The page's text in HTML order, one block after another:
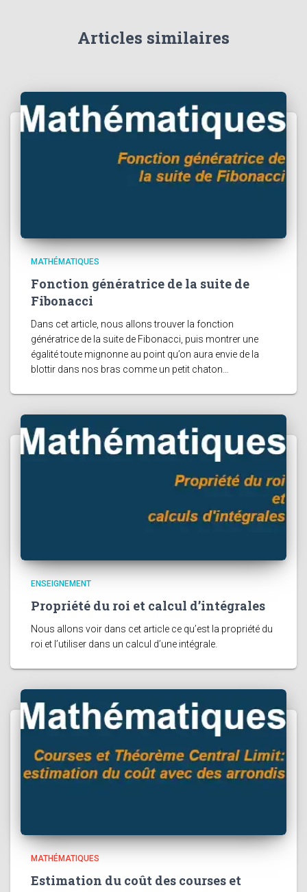
Articles similaires
MATHÉMATIQUES
Fonction génératrice de la suite de
Fibonacci
Dans cet article, nous allons trouver la fonction
génératrice de la suite de Fibonacci, puis montrer une
égalité toute mignonne au point qu’on aura envie de la
blottir dans nos bras comme un petit chaton…
ENSEIGNEMENT
Propriété du roi et calcul d’intégrales
Nous allons voir dans cet article ce qu’est la propriété du
roi et l’utiliser dans un calcul d’une intégrale.
MATHÉMATIQUES
Estimation du coût des courses et